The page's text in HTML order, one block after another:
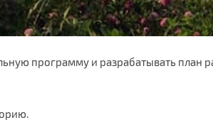
программу и разрабатывать